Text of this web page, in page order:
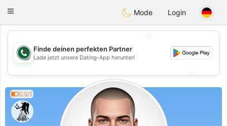
Weshrak
Toggle
Mode Login
💖
💕
Finde deinen perfekten Partner
Lade jetzt unsere Dating-App herunter!
0.5/1